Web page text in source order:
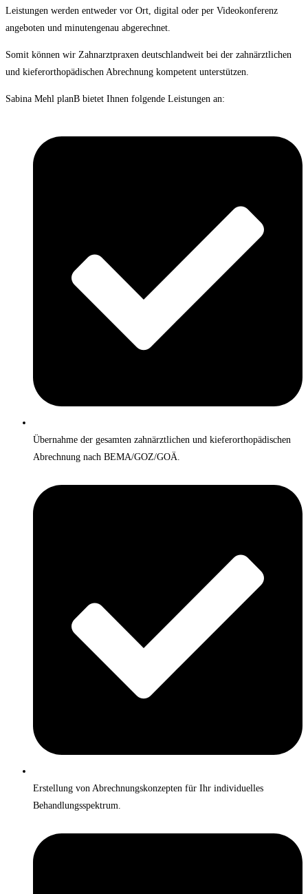
Leistungen werden entweder vor Ort, digital oder per Videokonferenz
angeboten und minutengenau abgerechnet.
Somit können wir Zahnarztpraxen deutschlandweit bei der zahnärztlichen
und kieferorthopädischen Abrechnung kompetent unterstützen.
Sabina Mehl planB bietet Ihnen folgende Leistungen an:
Übernahme der gesamten zahnärztlichen und kieferorthopädischen
Abrechnung nach BEMA/GOZ/GOÄ.
Erstellung von Abrechnungskonzepten für Ihr individuelles
Behandlungsspektrum.